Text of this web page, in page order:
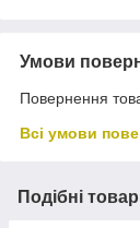
Умови
Повернення
Всі умови
Подібні